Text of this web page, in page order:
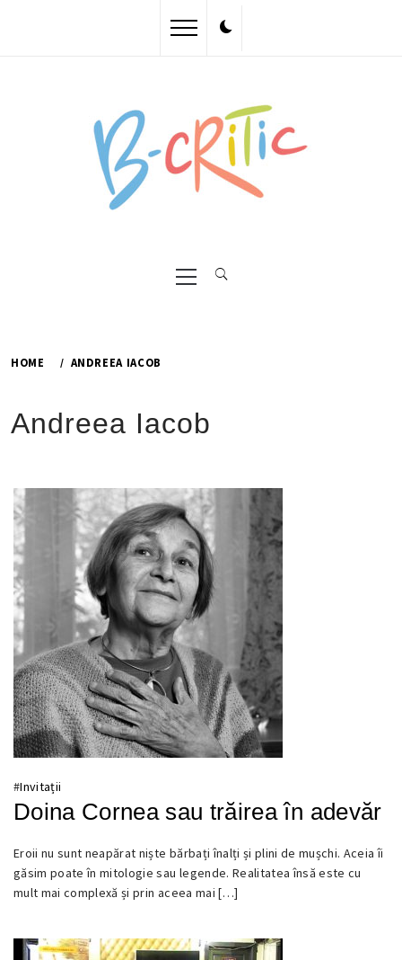
Primary
Menu
HOME ANDREEA IACOB
Andreea Iacob
#Invitații
Doina Cornea sau trăirea în adevăr
13
NOIEMBRIE
Eroii nu sunt neapărat niște bărbați înalți și plini de mușchi. Aceia îi
găsim poate în mitologie sau legende. Realitatea însă este cu
mult mai complexă și prin aceea mai […]